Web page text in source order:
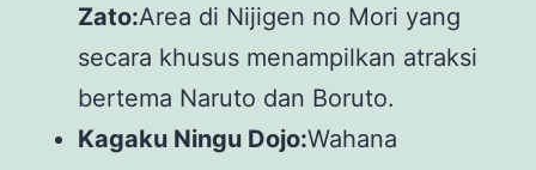
Zato:Area di Nijigen no Mori yang
secara khusus menampilkan atraksi
bertema Naruto dan Boruto.
Kagaku Ningu Dojo:Wahana